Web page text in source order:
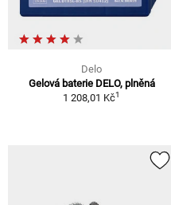
Delo
Gelová baterie DELO, plněná
1 208,01 Kč1